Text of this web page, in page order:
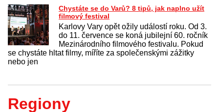
Chystáte se do Varů? 8 tipů, jak naplno užít
filmový festival
Karlovy Vary opět ožily událostí roku. Od 3.
do 11. července se koná jubilejní 60. ročník
Mezinárodního filmového festivalu. Pokud
se chystáte hltat filmy, míříte za společenskými zážitky
nebo jen
Regiony